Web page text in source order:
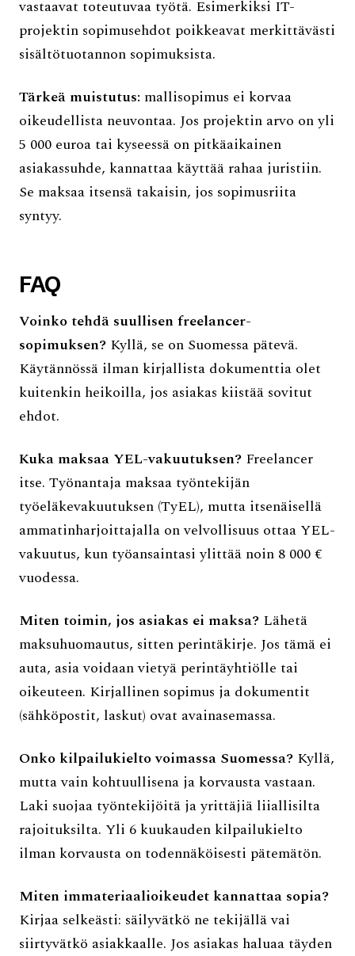
vastaavat toteutuvaa työtä. Esimerkiksi IT-
projektin sopimusehdot poikkeavat merkittävästi
sisältötuotannon sopimuksista.
Tärkeä muistutus: mallisopimus ei korvaa
oikeudellista neuvontaa. Jos projektin arvo on yli
5 000 euroa tai kyseessä on pitkäaikainen
asiakassuhde, kannattaa käyttää rahaa juristiin.
Se maksaa itsensä takaisin, jos sopimusriita
syntyy.
FAQ
Voinko tehdä suullisen freelancer-
sopimuksen? Kyllä, se on Suomessa pätevä.
Käytännössä ilman kirjallista dokumenttia olet
kuitenkin heikoilla, jos asiakas kiistää sovitut
ehdot.
Kuka maksaa YEL-vakuutuksen? Freelancer
itse. Työnantaja maksaa työntekijän
työeläkevakuutuksen (TyEL), mutta itsenäisellä
ammatinharjoittajalla on velvollisuus ottaa YEL-
vakuutus, kun työansaintasi ylittää noin 8 000 €
vuodessa.
Miten toimin, jos asiakas ei maksa? Lähetä
maksuhuomautus, sitten perintäkirje. Jos tämä ei
auta, asia voidaan vietyä perintäyhtiölle tai
oikeuteen. Kirjallinen sopimus ja dokumentit
(sähköpostit, laskut) ovat avainasemassa.
Onko kilpailukielto voimassa Suomessa? Kyllä,
mutta vain kohtuullisena ja korvausta vastaan.
Laki suojaa työntekijöitä ja yrittäjiä liiallisilta
rajoituksilta. Yli 6 kuukauden kilpailukielto
ilman korvausta on todennäköisesti pätemätön.
Miten immateriaalioikeudet kannattaa sopia?
Kirjaa selkeästi: säilyvätkö ne tekijällä vai
siirtyvätkö asiakkaalle. Jos asiakas haluaa täyden